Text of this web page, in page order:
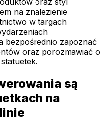
na znalezienie
w targach
bezpośrednio zapoznać
oraz porozmawiać o
są
na